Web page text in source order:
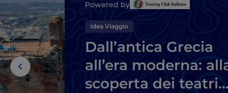
Powered by
Idea Viaggio
Dall’antica Grecia
all’era moderna:
scoperta dei teatri